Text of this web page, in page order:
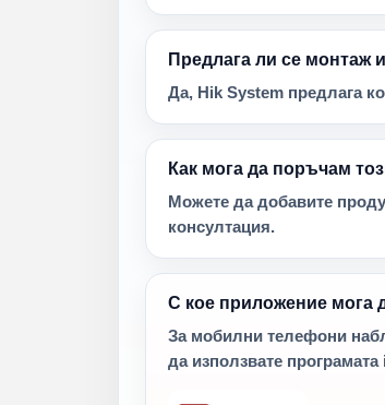
Предлага ли се монтаж
Да, Hik System предлага
Как мога да поръчам
Можете да добавите
консултация.
С кое приложение мога
За мобилни телефони
да използвате програмата